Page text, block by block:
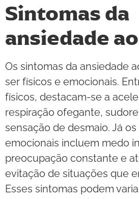
Sintomas da
ansiedade
Os sintomas da ansiedade
ser físicos e emocionais.
físicos, destacam-se a
respiração ofegante,
sensação de desmaio. Já
emocionais incluem medo
preocupação constante e
evitação de situações que
Esses sintomas podem